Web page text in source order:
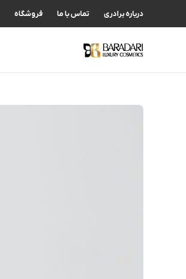
درباره برادری تماس با ما فروشگاه